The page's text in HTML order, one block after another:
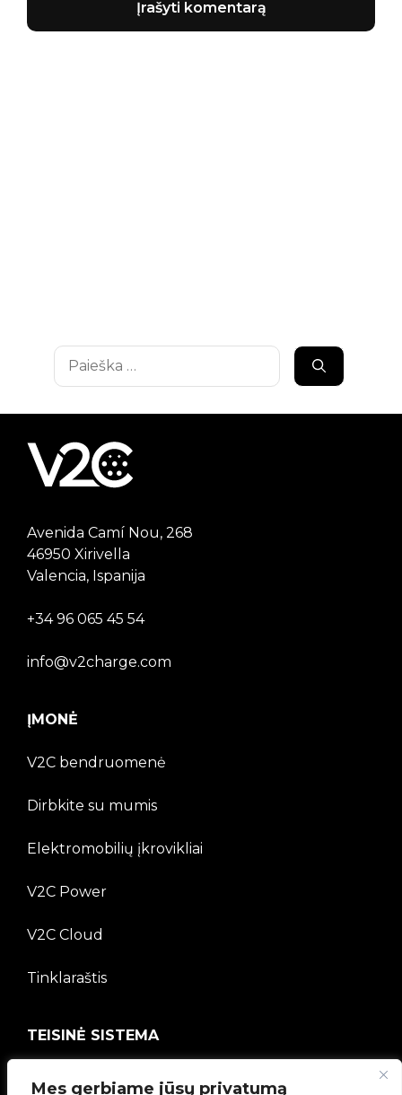
Mes gerbiame jūsų privatumą
Ieškoti:
Avenida Camí Nou, 268
46950 Xirivella
Valencia, Ispanija
+34 96 065 45 54
info@v2charge.com
ĮMONĖ
V2C bendruomenė
Dirbkite su mumis
Elektromobilių įkrovikliai
V2C Power
V2C Cloud
Tinklaraštis
TEISINĖ SISTEMA
Privatumo politika